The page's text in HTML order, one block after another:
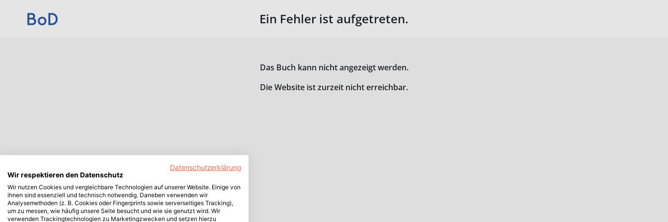
Ein Fehler ist aufgetreten.
Das Buch kann nicht angezeigt werden.
Die Website ist zurzeit nicht erreichbar.
Datenschutzerklärung
Wir respektieren den Datenschutz
Wir nutzen Cookies und vergleichbare Technologien auf unserer Website. Einige von
ihnen sind essenziell und technisch notwendig. Daneben verwenden wir
Analysemethoden (z. B. Cookies oder Fingerprints sowie serverseitiges Tracking),
um zu messen, wie häufig unsere Seite besucht und wie sie genutzt wird. Wir
verwenden Trackingtechnologien zu Marketingzwecken und setzen hierzu